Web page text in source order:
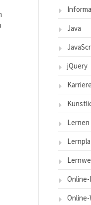
Java
jQuery
Lernen